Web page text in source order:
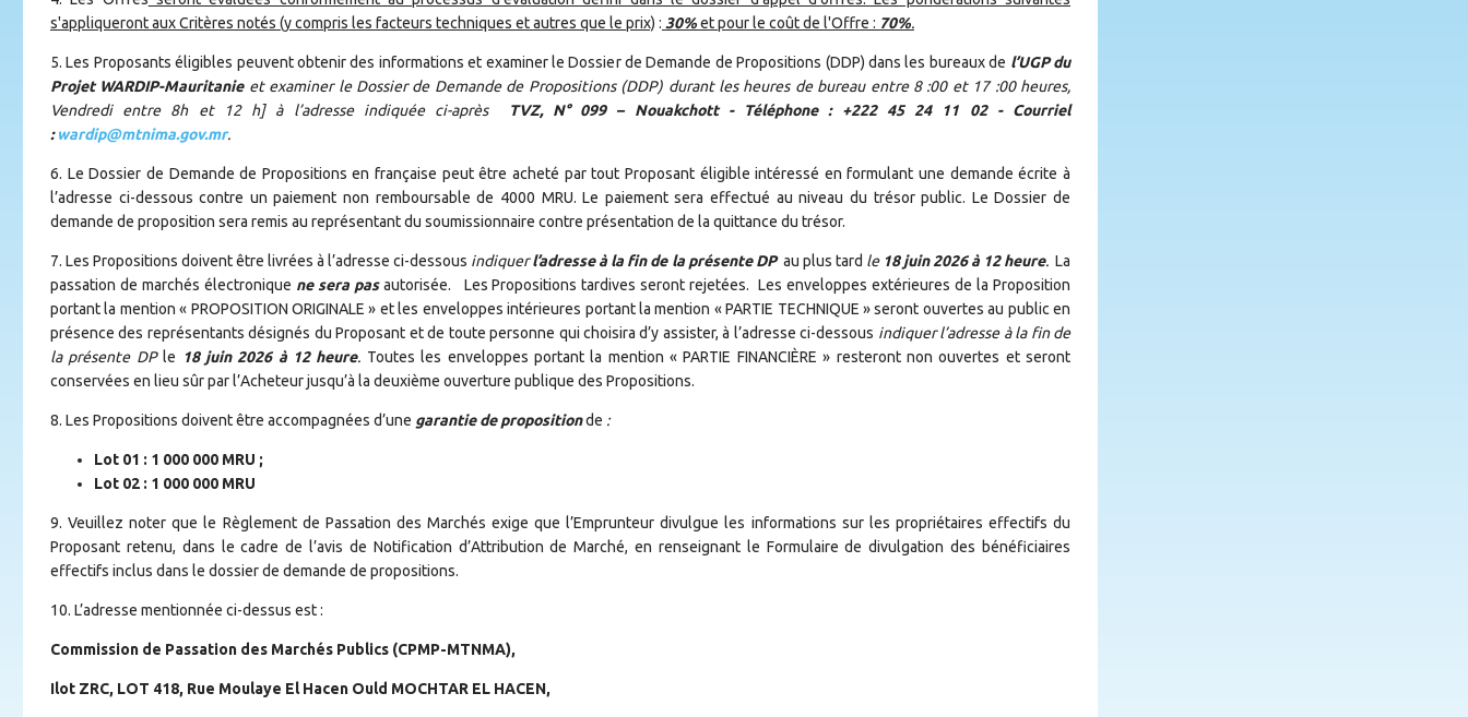
s'appliqueront aux Critères notés (y compris les facteurs techniques et autres que le prix) : 30%et pour le coût de l'Offre : 70%.
5. Les Proposants éligibles peuvent obtenir des informations et examiner le Dossier de Demande de Propositions (DDP) dans les bureaux de l’UGP du
Projet WARDIP-Mauritanieet examiner le Dossier de Demande de Propositions (DDP) durant les heures de bureau entre 8 :00 et 17 :00 heures,
Vendredi entre 8h et 12 h] à l’adresse indiquée ci-après
TVZ, N° 099 – Nouakchott - Téléphone : +222 45 24 11 02 - Courriel
:wardip@mtnima.gov.mr.
6. Le Dossier de Demande de Propositions en française peut être acheté par tout Proposant éligible intéressé en formulant une demande écrite à
l’adresse ci-dessous contre un paiement non remboursable de 4000 MRU. Le paiement sera effectué au niveau du trésor public. Le Dossier de
demande de proposition sera remis au représentant du soumissionnaire contre présentation de la quittance du trésor.
7. Les Propositions doivent être livrées à l’adresse ci-dessous indiquerl’adresse à la fin de la présente DP au plus tard le 18 juin 2026 à 12 heure. La
passation de marchés électronique ne sera pasautorisée.
Les Propositions tardives seront rejetées. Les enveloppes extérieures de la Proposition
portant la mention « PROPOSITION ORIGINALE » et les enveloppes intérieures portant la mention « PARTIE TECHNIQUE » seront ouvertes au public en
présence des représentants désignés du Proposant et de toute personne qui choisira d’y assister, à l’adresse ci-dessous indiquer l’adresse à la fin de
la présente DPle 18 juin 2026 à 12 heure. Toutes les enveloppes portant la mention « PARTIE FINANCIÈRE » resteront non ouvertes et seront
conservées en lieu sûr par l’Acheteur jusqu’à la deuxième ouverture publique des Propositions.
8. Les Propositions doivent être accompagnées d’une garantie de propositionde :
Lot 01 : 1 000 000 MRU ;
Lot 02 : 1 000 000 MRU
9. Veuillez noter que le Règlement de Passation des Marchés exige que l’Emprunteur divulgue les informations sur les propriétaires effectifs du
Proposant retenu, dans le cadre de l’avis de Notification d’Attribution de Marché, en renseignant le Formulaire de divulgation des bénéficiaires
effectifs inclus dans le dossier de demande de propositions.
10. L’adresse mentionnée ci-dessus est :
Commission de Passation des Marchés Publics (CPMP-MTNMA),
Ilot ZRC, LOT 418, Rue Moulaye El Hacen Ould MOCHTAR EL HACEN,